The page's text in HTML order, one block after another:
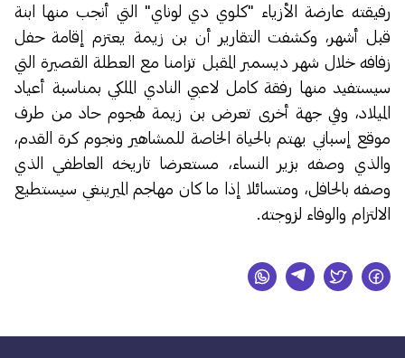
رفيقته عارضة الأزياء "كلوي دي لوناي" التي أنجب منها ابنة
قبل أشهر، وكشفت التقارير أن بن زيمة يعتزم إقامة حفل
زفافه خلال شهر ديسمبر المقبل تزامنا مع العطلة القصيرة التي
سيستفيد منها رفقة كامل لاعبي النادي الملكي بمناسبة أعياد
الميلاد، وفي جهة أخرى تعرض بن زيمة لهجوم حاد من طرف
موقع إسباني يهتم بالحياة الخاصة للمشاهير ونجوم كرة القدم،
والذي وصفه بزير النساء، مستعرضا تاريخه العاطفي الذي
وصفه بالحافل، ومتسائلا إذا ما كان مهاجم الميرينغي سيستطيع
الالتزام والوفاء لزوجته.